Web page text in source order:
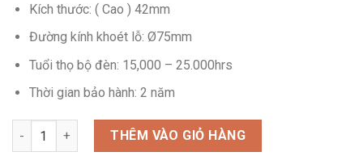
Kích thước: ( Cao ) 42mm
Đường kính khoét lỗ: Ø75mm
Tuổi thọ bộ đèn: 15,000 – 25.000hrs
Thời gian bảo hành: 2 năm
Số lượng THÊM VÀO GIỎ HÀNG